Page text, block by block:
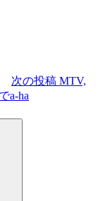
次の投稿 MTV,
a-ha